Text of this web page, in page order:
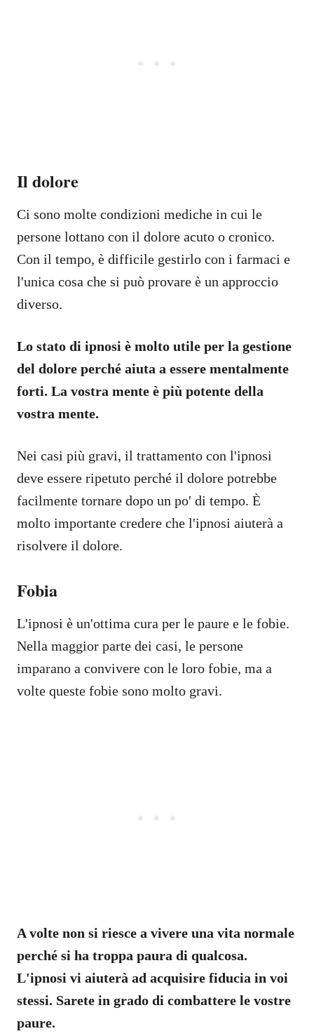
Il dolore
Ci sono molte condizioni mediche in cui le
persone lottano con il dolore acuto o cronico.
Con il tempo, è difficile gestirlo con i farmaci e
l'unica cosa che si può provare è un approccio
diverso.
Lo stato di ipnosi è molto utile per la gestione
del dolore perché aiuta a essere mentalmente
forti. La vostra mente è più potente della
vostra mente.
Nei casi più gravi, il trattamento con l'ipnosi
deve essere ripetuto perché il dolore potrebbe
facilmente tornare dopo un po' di tempo. È
molto importante credere che l'ipnosi aiuterà a
risolvere il dolore.
Fobia
L'ipnosi è un'ottima cura per le paure e le fobie.
Nella maggior parte dei casi, le persone
imparano a convivere con le loro fobie, ma a
volte queste fobie sono molto gravi.
A volte non si riesce a vivere una vita normale
perché si ha troppa paura di qualcosa.
L'ipnosi vi aiuterà ad acquisire fiducia in voi
stessi. Sarete in grado di combattere le vostre
paure.